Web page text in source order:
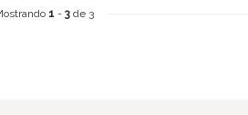
1 - 3 de 3